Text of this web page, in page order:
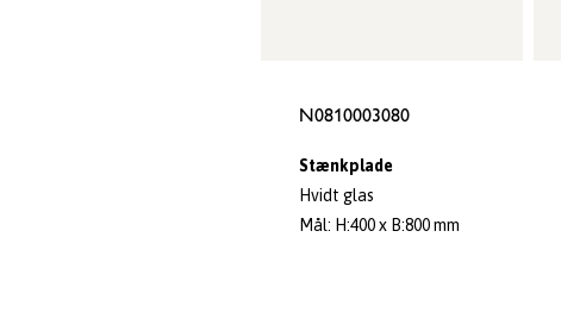
N0810003080
Stænkplade
Hvidt glas
Mål: H:400 x B:800 mm